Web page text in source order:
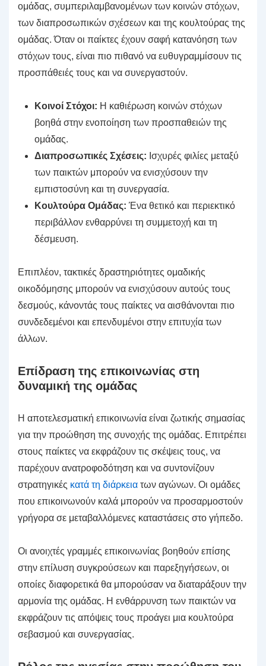
ομάδας, συμπεριλαμβανομένων των κοινών στόχων,
των διαπροσωπικών σχέσεων και της κουλτούρας της
ομάδας. Όταν οι παίκτες έχουν σαφή κατανόηση των
στόχων τους, είναι πιο πιθανό να ευθυγραμμίσουν τις
προσπάθειές τους και να συνεργαστούν.
Κοινοί Στόχοι: Η καθιέρωση κοινών στόχων
βοηθά στην ενοποίηση των προσπαθειών της
ομάδας.
Διαπροσωπικές Σχέσεις: Ισχυρές φιλίες μεταξύ
των παικτών μπορούν να ενισχύσουν την
εμπιστοσύνη και τη συνεργασία.
Κουλτούρα Ομάδας: Ένα θετικό και περιεκτικό
περιβάλλον ενθαρρύνει τη συμμετοχή και τη
δέσμευση.
Επιπλέον, τακτικές δραστηριότητες ομαδικής
οικοδόμησης μπορούν να ενισχύσουν αυτούς τους
δεσμούς, κάνοντάς τους παίκτες να αισθάνονται πιο
συνδεδεμένοι και επενδυμένοι στην επιτυχία των
άλλων.
Επίδραση της επικοινωνίας στη
δυναμική της ομάδας
Η αποτελεσματική επικοινωνία είναι ζωτικής σημασίας
για την προώθηση της συνοχής της ομάδας. Επιτρέπει
στους παίκτες να εκφράζουν τις σκέψεις τους, να
παρέχουν ανατροφοδότηση και να συντονίζουν
στρατηγικές κατά τη διάρκεια των αγώνων. Οι ομάδες
που επικοινωνούν καλά μπορούν να προσαρμοστούν
γρήγορα σε μεταβαλλόμενες καταστάσεις στο γήπεδο.
Οι ανοιχτές γραμμές επικοινωνίας βοηθούν επίσης
στην επίλυση συγκρούσεων και παρεξηγήσεων, οι
οποίες διαφορετικά θα μπορούσαν να διαταράξουν την
αρμονία της ομάδας. Η ενθάρρυνση των παικτών να
εκφράζουν τις απόψεις τους προάγει μια κουλτούρα
σεβασμού και συνεργασίας.